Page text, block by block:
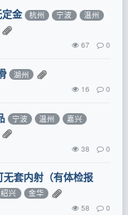
金 杭州 宁波
温州
67 0
湖州
16 0
宁波 温州
嘉兴
38 0
无套内射（有体检报
绍兴 金华
58 0